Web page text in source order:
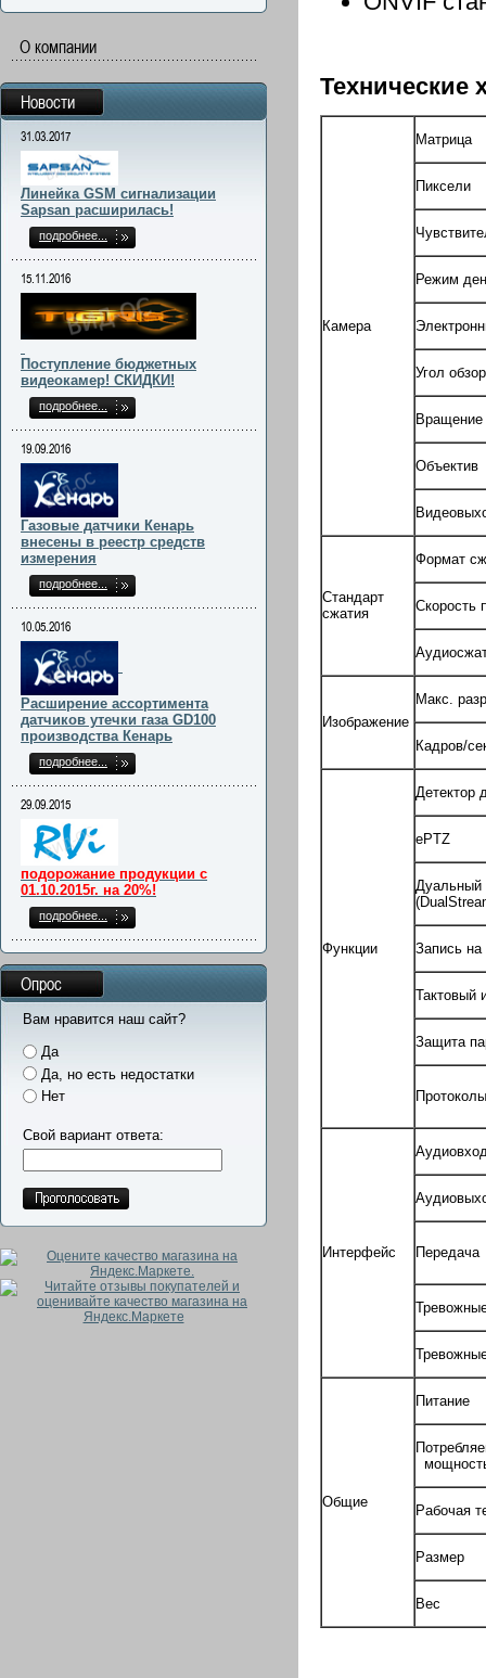
Технические
Камера
Матрица
Пиксели
Режим
Угол
Вращение
Объектив
Стандарт
сжатия
Формат
Скорость
Изображение
Макс.
Кадров/
Функции
Детектор
ePTZ
Дуальный
Запись на
Тактовый
Защита
Протоколы
Интерфейс Передача
Общие
Питание
Рабочая
Размер
Вес
О компании
Новости
31.03.2017
Линейка GSM сигнализации
Sapsan расширилась!
подробнее...
15.11.2016
Поступление бюджетных
видеокамер! СКИДКИ!
подробнее...
19.09.2016
Газовые датчики Кенарь
внесены в реестр средств
измерения
подробнее...
10.05.2016
Расширение ассортимента
датчиков утечки газа GD100
производства Кенарь
подробнее...
29.09.2015
подорожание продукции с
01.10.2015г. на 20%!
подробнее...
Опрос
Вам нравится наш сайт?
Да
Да, но есть недостатки
Нет
Свой вариант ответа: